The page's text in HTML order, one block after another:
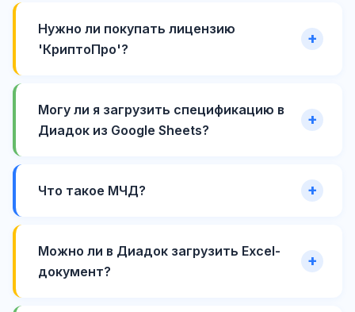
Нужно ли покупать лицензию
'КриптоПро'?
Могу ли я загрузить спецификацию в
Диадок из Google Sheets?
Что такое МЧД?
Можно ли в Диадок загрузить Excel-
документ?